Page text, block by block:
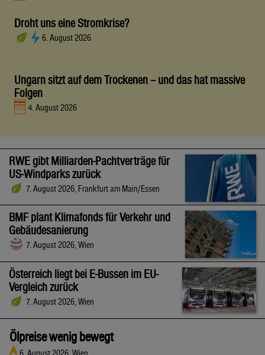
Droht uns eine Stromkrise?
6. August 2026
Ungarn sitzt auf dem Trockenen – und das hat massive
Folgen
4. August 2026
RWE gibt Milliarden-Pachtverträge für
US-Windparks zurück
7. August 2026, Frankfurt am Main/Essen
BMF plant Klimafonds für Verkehr und
Gebäudesanierung
7. August 2026, Wien
Österreich liegt bei E-Bussen im EU-
Vergleich zurück
7. August 2026, Wien
Ölpreise wenig bewegt